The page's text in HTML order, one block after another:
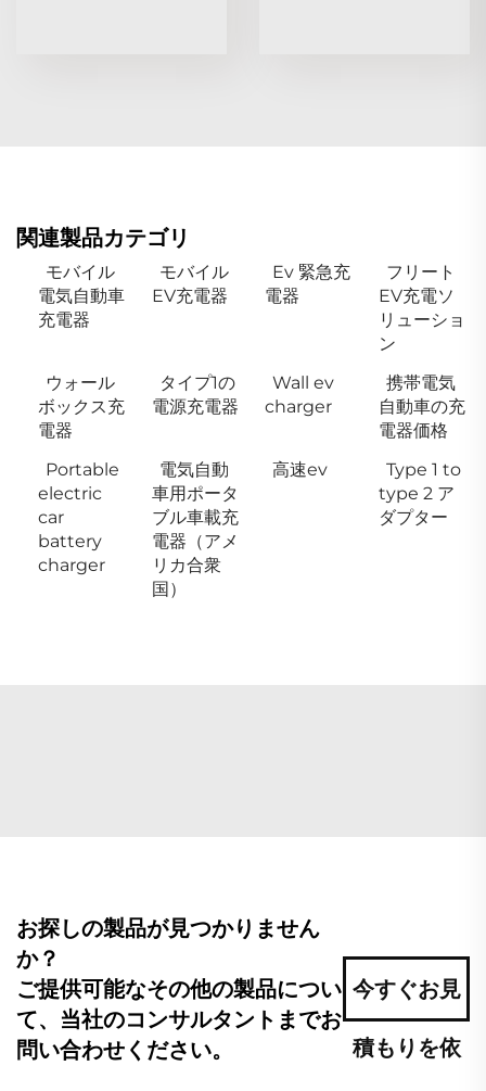
関連製品カテゴリ
モバイル
電気自動車
充電器
モバイル
EV充電器
Ev 緊急充
電器
フリート
EV充電ソ
リューショ
ン
ウォール
ボックス充
電器
タイプ1の
電源充電器
Wall ev
charger
携帯電気
自動車の充
電器価格
Portable
electric
car
battery
charger
電気自動
車用ポータ
ブル車載充
電器（アメ
リカ合衆
国）
高速ev
Type 1 to
type 2 ア
ダプター
お探しの製品が見つかりません
か？
ご提供可能なその他の製品につい
て、当社のコンサルタントまでお
問い合わせください。
今すぐお見
積もりを依